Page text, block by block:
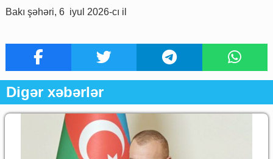
Bakı şəhəri, 6 iyul 2026-cı il
Digər xəbərlər